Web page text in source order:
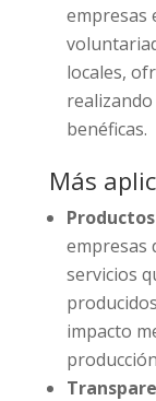
empresas
locales,
benéficas.
Más
empresas
servicios
impacto